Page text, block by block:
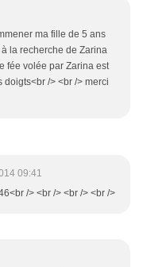
ma fille de 5 ans
la recherche de Zarina
fée volée par Zarina est
doigts<br /> <br /> merci
09:41
/> <br /> <br /> <br />